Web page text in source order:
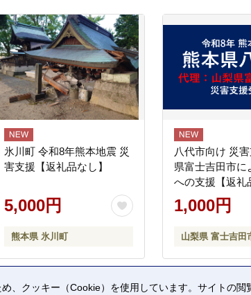
氷川町 令和8年熊本地震 災
害支援【返礼品なし】
5,000円
熊本県 氷川町
八代市向け 災
県富士吉田市に
への支援【返礼
1,000円
山梨県 富士吉田
、クッキー（Cookie）を使用しています。サイトの